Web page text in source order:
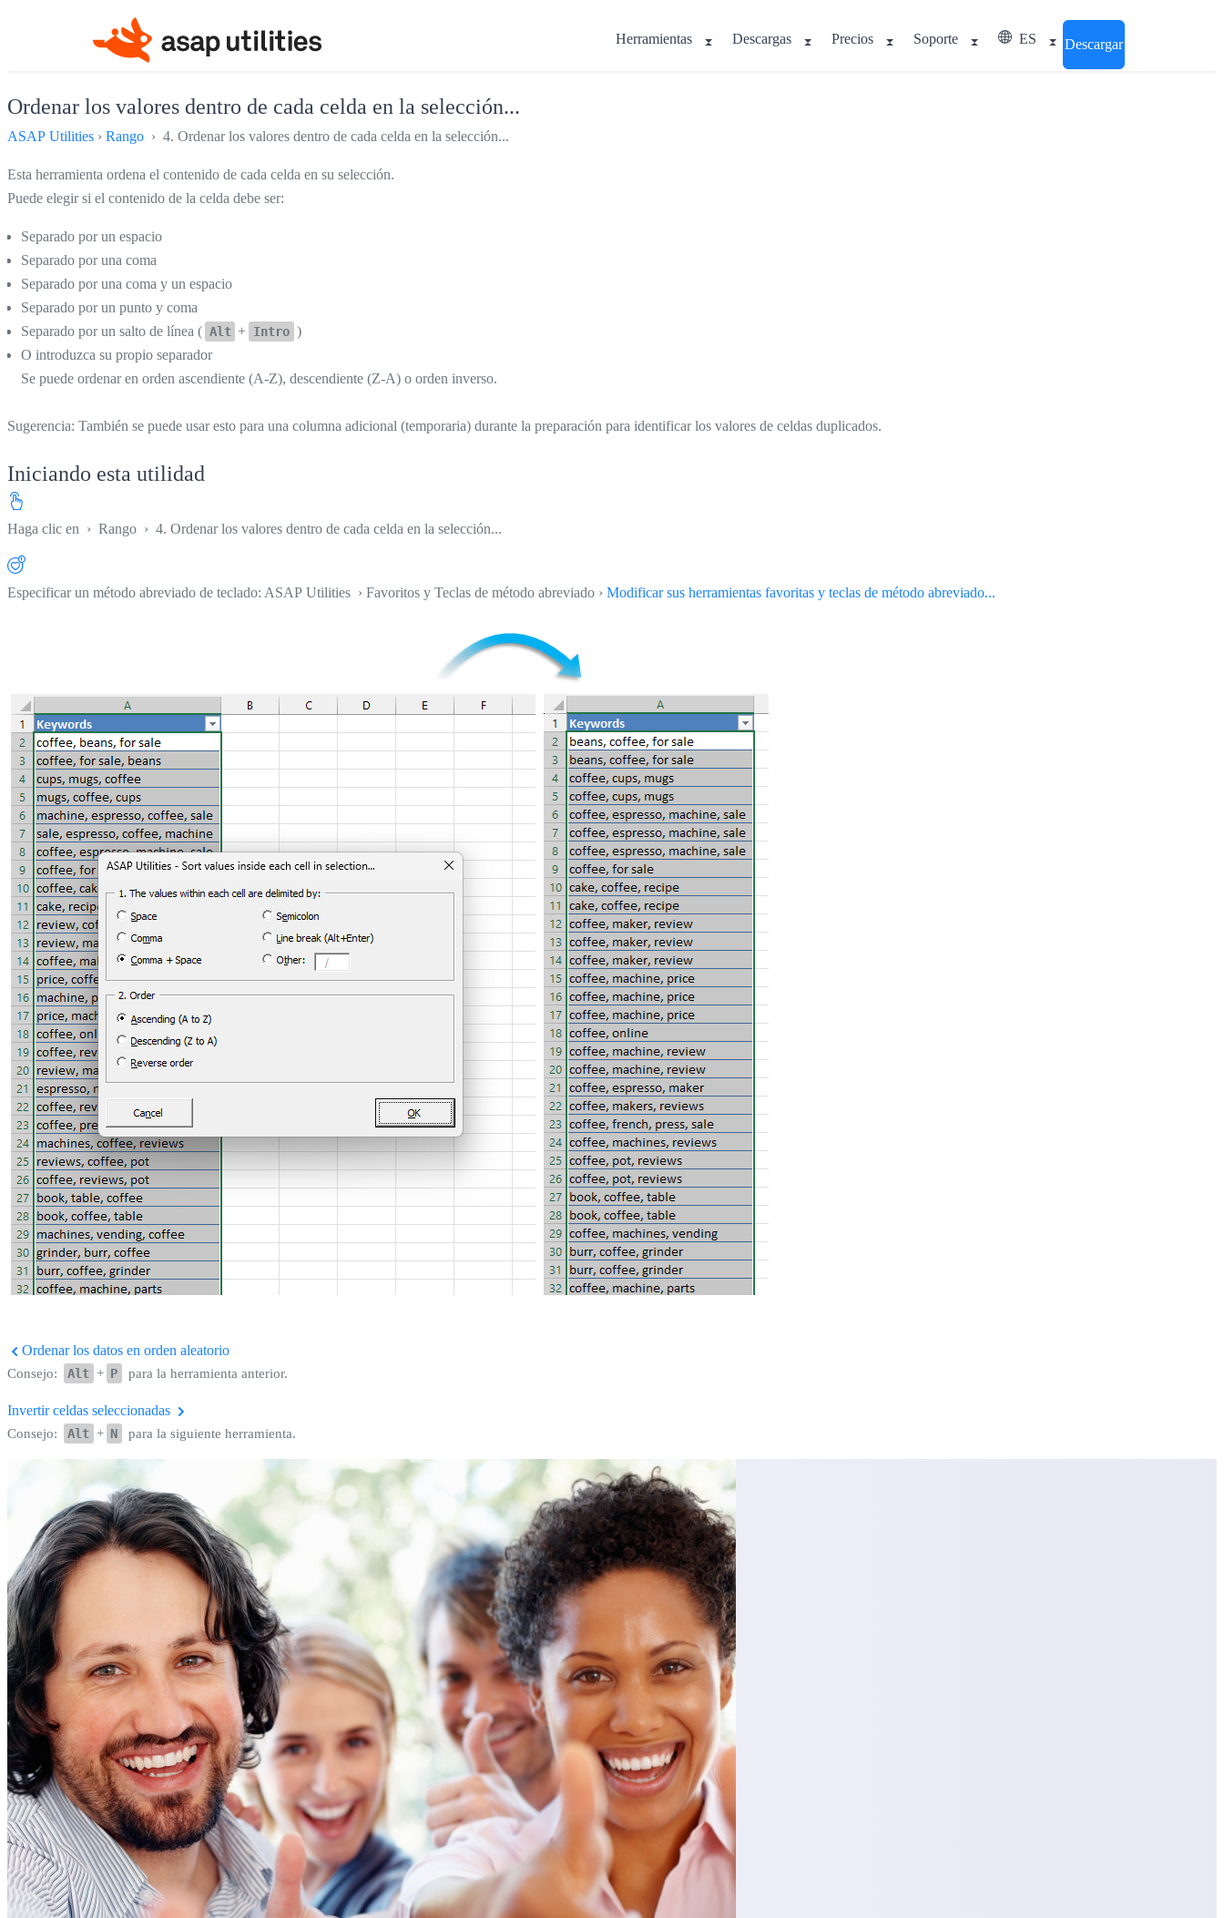
Herramientas Descargas Precios Soporte ES Descargar
Ordenar los valores dentro de cada celda en la selección...
ASAP Utilities › Rango › 4. Ordenar los valores dentro de cada celda en la selección...
Esta herramienta ordena el contenido de cada celda en su selección.
Puede elegir si el contenido de la celda debe ser:
Separado por un espacio
Separado por una coma
Separado por una coma y un espacio
Separado por un punto y coma
Separado por un salto de línea ( Alt + Intro )
O introduzca su propio separador
Se puede ordenar en orden ascendiente (A-Z), descendiente (Z-A) o orden inverso.
Sugerencia: También se puede usar esto para una columna adicional (temporaria) durante la preparación para identificar los valores de celdas duplicados.
Iniciando esta utilidad
Haga clic en › Rango › 4. Ordenar los valores dentro de cada celda en la selección...
Especificar un método abreviado de teclado: ASAP Utilities › Favoritos y Teclas de método abreviado › Modificar sus herramientas favoritas y teclas de método abreviado...
Ordenar los datos en orden aleatorio
Consejo: Alt + P para la herramienta anterior.
Invertir celdas seleccionadas
Consejo: Alt + N para la siguiente herramienta.